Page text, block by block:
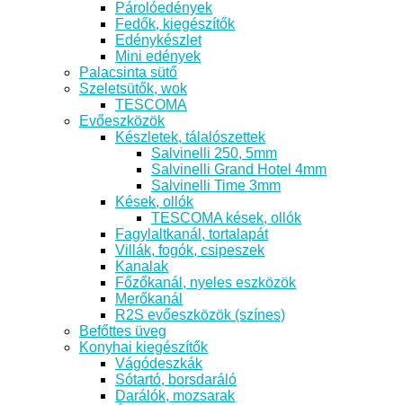
Párolóedények
Fedők, kiegészítők
Edénykészlet
Mini edények
Palacsinta sütő
Szeletsütők, wok
TESCOMA
Evőeszközök
Készletek, tálalószettek
Salvinelli 250, 5mm
Salvinelli Grand Hotel 4mm
Salvinelli Time 3mm
Kések, ollók
TESCOMA kések, ollók
Fagylaltkanál, tortalapát
Villák, fogók, csipeszek
Kanalak
Főzőkanál, nyeles eszközök
Merőkanál
R2S evőeszközök (színes)
Befőttes üveg
Konyhai kiegészítők
Vágódeszkák
Sótartó, borsdaráló
Darálók, mozsarak